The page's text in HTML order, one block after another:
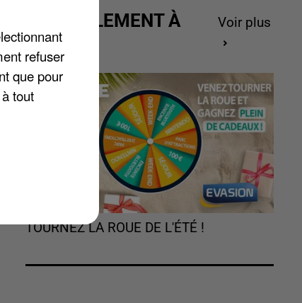
ACTUELLEMENT À
GAGNER
Voir plus
TOURNEZ LA ROUE DE L'ÉTÉ !
refuser
que pour
tout